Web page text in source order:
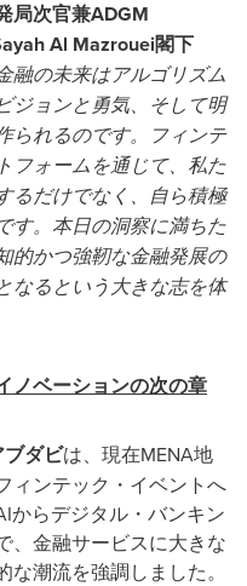
局次官兼ADGM
Al Mazrouei閣下
金融の未来はアルゴリズム
ジョンと勇気、そして明
れるのです。
フィンテ
フォームを通じて、私た
るだけでなく、自ら積極
す。本日の洞察に満ちた
的かつ強靭な金融発展の
なるという大きな志を体
ノベーションの次の章
ダビは、現在MENA地
ィンテック・イベントへ
からデジタル・バンキン
、金融サービスに大きな
潮流を強調しました。